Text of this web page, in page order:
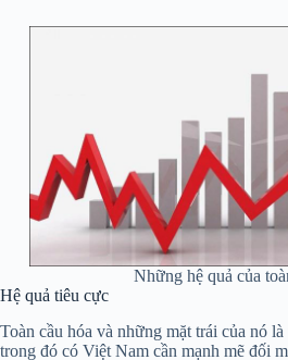
Những hệ quả của
Hệ quả tiêu cực
Toàn cầu hóa và những mặt trái của nó
trong đó có Việt Nam cần mạnh mẽ đối